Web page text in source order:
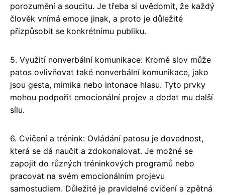
porozumění a soucitu. Je třeba si uvědomit, že každý
člověk vnímá emoce jinak, a proto je důležité
přizpůsobit se konkrétnímu publiku.
5. Využití nonverbální komunikace: Kromě slov může
patos ovlivňovat také nonverbální komunikace, jako
jsou gesta, mimika nebo intonace hlasu. Tyto prvky
mohou podpořit emocionální projev a dodat mu další
sílu.
6. Cvičení a trénink: Ovládání patosu je dovednost,
která se dá naučit a zdokonalovat. Je možné se
zapojit do různých tréninkových programů nebo
pracovat na svém emocionálním projevu
samostudiem. Důležité je pravidelné cvičení a zpětná